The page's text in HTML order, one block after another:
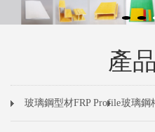
產
玻璃鋼型材FRP Profile玻璃鋼